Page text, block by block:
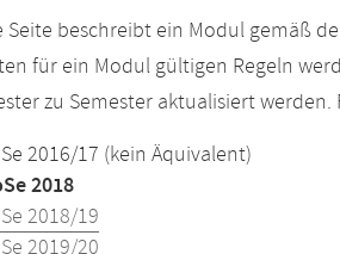
Seite beschreibt ein Modul gemäß
für ein Modul gültigen Regeln
zu Semester aktualisiert
2016/17 (kein Äquivalent)
2018
2018/19
2019/20